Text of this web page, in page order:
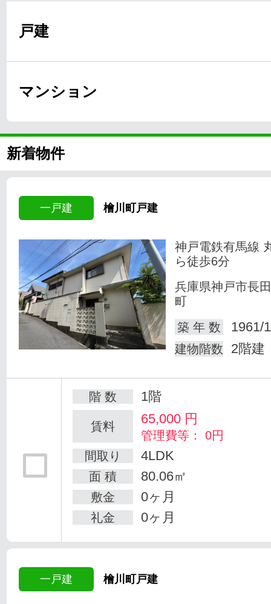
戸建
マンション
新着物件
一戸建 檜川町戸建
神戸電鉄有馬線
ら徒歩6分
兵庫県神戸市長
町
築 年 数
1961/
建物階数 2階建
階 数 1階
賃料 65,000 円
管理費等： 0円
間取り
4LDK
面 積 80.06㎡
敷金 0ヶ月
礼金 0ヶ月
一戸建 檜川町戸建